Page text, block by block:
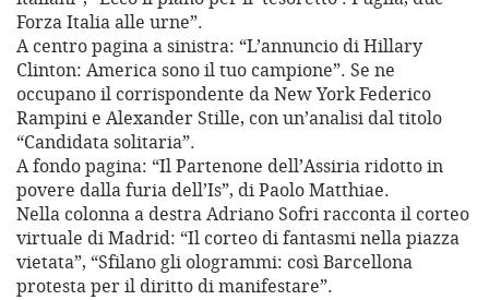
Forza Italia alle urne”.
A centro pagina a sinistra: “L’annuncio di Hillary
Clinton: America sono il tuo campione”. Se ne
occupano il corrispondente da New York Federico
Rampini e Alexander Stille, con un’analisi dal titolo
“Candidata solitaria”.
A fondo pagina: “Il Partenone dell’Assiria ridotto in
povere dalla furia dell’Is”, di Paolo Matthiae.
Nella colonna a destra Adriano Sofri racconta il corteo
virtuale di Madrid: “Il corteo di fantasmi nella piazza
vietata”, “Sfilano gli ologrammi: così Barcellona
protesta per il diritto di manifestare”.